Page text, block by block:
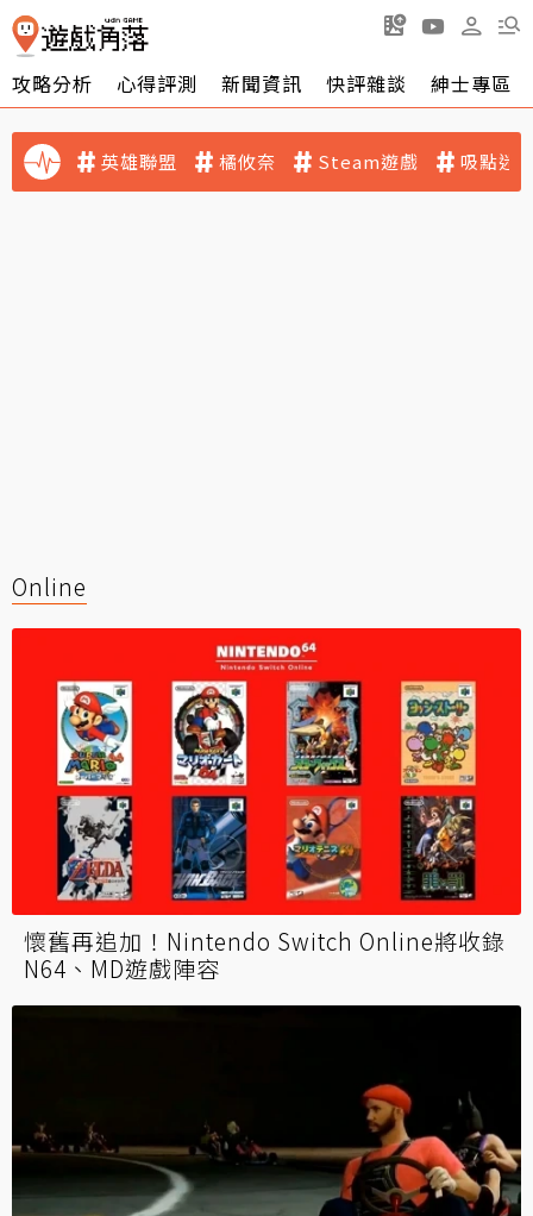
攻略分析 心得評測 新聞資訊 快評雜談 紳士專區
英雄聯盟 橘攸奈 Steam遊戲 吸點迷
Online
懷舊再追加！Nintendo Switch Online將收錄
N64、MD遊戲陣容